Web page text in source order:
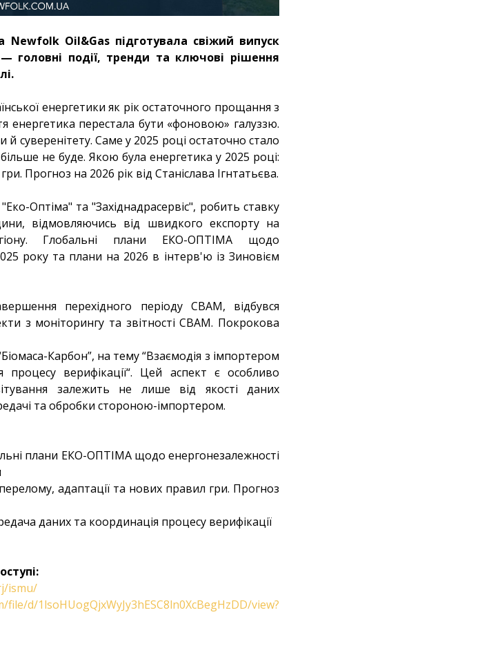
Oil&Gas підготувала свіжий випуск
головні події, тренди та ключові рішення
енергетики як рік остаточного прощання з
енергетика перестала бути «фоновою» галуззю.
суверенітету. Саме у 2025 році остаточно стало
не буде. Якою була енергетика у 2025 році:
Прогноз на 2026 рік від Станіслава Ігнтатьєва.
Оптіма" та "Західнадрасервіс", робить ставку
відмовляючись від швидкого експорту на
Глобальні плани ЕКО-ОПТІМА щодо
року та плани на 2026 в інтерв'ю із Зиновієм
перехідного періоду CBAM, відбувся
з моніторингу та звітності СВАМ. Покрокова
Карбон”, на тему “Взаємодія з імпортером
верифікації“. Цей аспект є особливо
залежить не лише від якості даних
та обробки стороною-імпортером.
плани ЕКО-ОПТІМА щодо енергонезалежності
адаптації та нових правил гри. Прогноз
даних та координація процесу верифікації
ismu/
d/1lsoHUogQjxWyJy3hESC8ln0XcBegHzDD/view?